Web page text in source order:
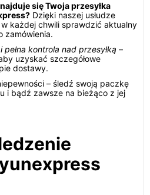
się Twoja przesyłka
Dzięki naszej usłudze
każdej chwili sprawdzić aktualny
zamówienia.
kontrola nad przesyłką –
uzyskać szczegółowe
dostawy.
– śledź swoją paczkę
i bądź zawsze na bieżąco z jej